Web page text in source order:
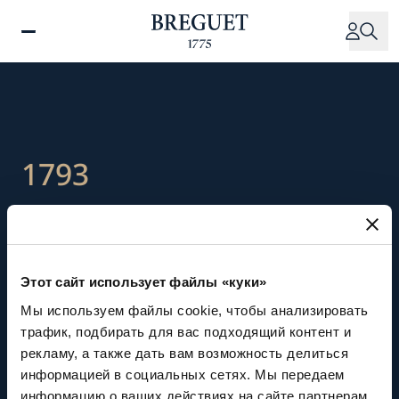
Этот сайт использует файлы «куки»
Мы используем файлы cookie, чтобы анализировать
трафик, подбирать для вас подходящий контент и
рекламу, а также дать вам возможность делиться
информацией в социальных сетях. Мы передаем
информацию о ваших действиях на сайте партнерам
1793
Бреге в Швейцарию во
время Великой
французской